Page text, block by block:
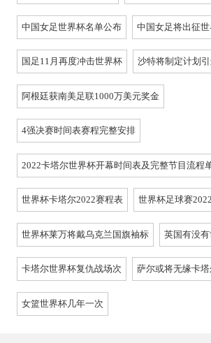
中国女足世界杯名单公布 中国女足将出征
国足11月再度冲击世界杯 沙特将制定计划
阿根廷获南美足联1000万美元奖金
4强决赛时间表赛程完整安排
2022卡塔尔世界杯开幕时间表及完整节目流程
世界杯卡塔尔2022赛程表 世界杯足球赛
世界杯莱万将戴乌克兰国旗袖标 英国有没
卡塔尔世界杯复仇战场次 萨尔或将无缘卡
女篮世界杯几年一次